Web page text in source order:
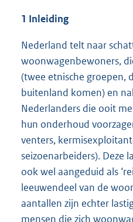
1 Inleiding
Nederland telt naar
woonwagenbewoners,
(twee etnische groepen,
buitenland komen) en
Nederlanders die ooit
hun onderhoud
venters,
seizoenarbeiders). Deze
ook wel aangeduid als
leeuwendeel van de
aantallen zijn echter
mensen die zich